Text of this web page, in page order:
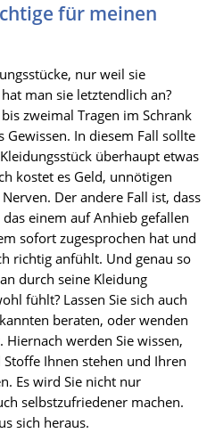
für meinen
nur weil sie
man sie letztendlich an?
zweimal Tragen im Schrank
Gewissen. In diesem Fall sollte
überhaupt etwas
kostet es Geld, unnötigen
Der andere Fall ist, dass
einem auf Anhieb gefallen
sofort zugesprochen hat und
richtig anfühlt. Und genau so
durch seine Kleidung
fühlt? Lassen Sie sich auch
beraten, oder wenden
Hiernach werden Sie wissen,
Ihnen stehen und Ihren
Es wird Sie nicht nur
selbstzufriedener machen.
sich heraus.